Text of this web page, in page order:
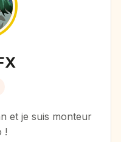
et je suis monteur
!